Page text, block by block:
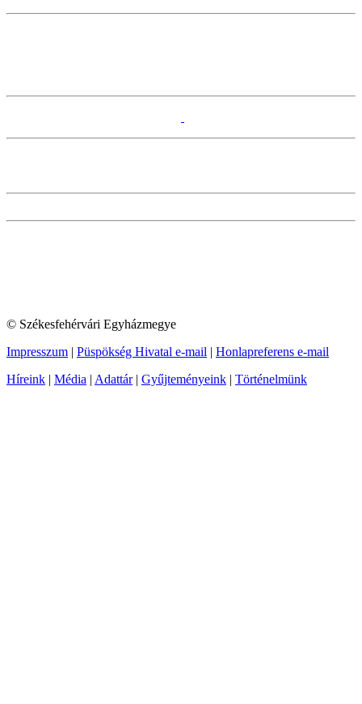
© Székesfehérvári Egyházmegye
Impresszum | Püspökség Hivatal e-mail | Honlapreferens e-mail
Híreink | Média | Adattár| Gyűjteményeink | Történelmünk